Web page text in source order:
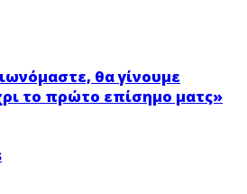
θα γίνουμε
το πρώτο επίσημο ματς»